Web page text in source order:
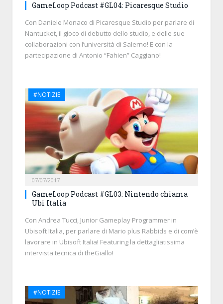
GameLoop Podcast #GL04: Picaresque Studio
Con Daniele Monaco di Picaresque Studio per parlare di
Nantucket, il gioco di debutto dello studio, e delle sue
collaborazioni con l’università di Salerno! E con la
partecipazione di Antonio “Fahien” Caggiano!
#NOTIZIE
07/07/2017
GameLoop Podcast #GL03: Nintendo chiama
Ubi Italia
Con Andrea Tucci, Junior Gameplay Programmer in
Ubisoft Italia, per parlare di Mario plus Rabbids e di com’è
lavorare in Ubisoft Italia! Featuring la dettagliatissima
intervista tecnica di theGiallo!
#NOTIZIE